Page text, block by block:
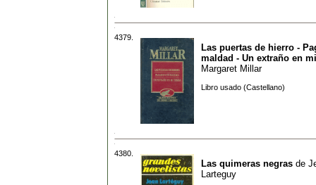
4379.
Las puertas de hierro -
maldad - Un extraño en
Margaret Millar
Libro usado (Castellano)
4380.
Las quimeras negras de
Larteguy